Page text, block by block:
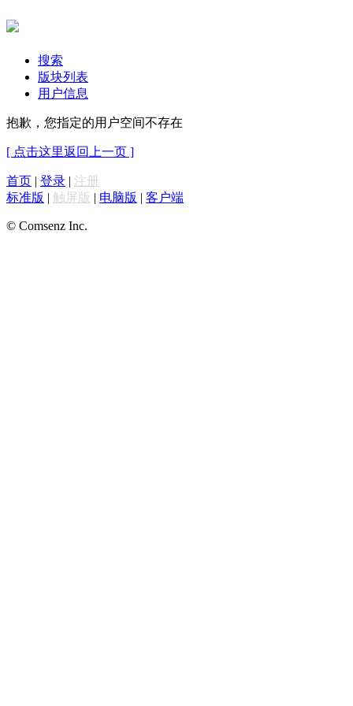
搜索
版块列表
用户信息
抱歉，您指定的用户空间不存在
[ 点击这里返回上一页 ]
首页 | 登录 | 注册
标准版 | 触屏版 | 电脑版 | 客户端
© Comsenz Inc.